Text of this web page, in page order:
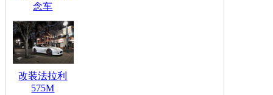
念车
改装法拉利
575M